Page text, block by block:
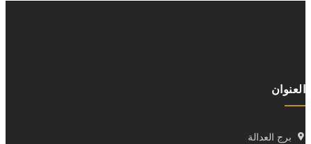
العنوان
برج العدالة